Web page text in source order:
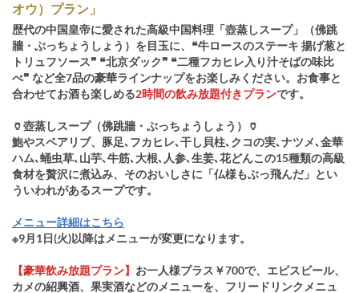
オウ）プラン」
歴代の中国皇帝に愛された高級中国料理「壺蒸しスープ」（佛跳
牆・ぶっちょうしょう）を目玉に、❝牛ロースのステーキ 揚げ葱と
トリュフソース❞ ❝北京ダック❞ ❝二種フカヒレ入り汁そばの味比
べ❞ など全7品の豪華ラインナップをお楽しみください。お食事と
合わせてお酒も楽しめる2時間の飲み放題付きプランです。
🏺壺蒸しスープ（佛跳牆・ぶっちょうしょう）🏺
鮑やスペアリブ、豚足､フカヒレ､干し貝柱､クコの実､ナツメ､金華
ハム､蛹虫草､山芋､牛筋､大根､人参､生姜､花どんこの15種類の高級
食材を贅沢に煮込み、そのおいしさに「仏様もぶっ飛んだ」とい
ういわれがあるスープです。
メニュー詳細はこちら
※9月1日(火)以降はメニューが変更になります。
【豪華飲み放題プラン】 お一人様プラス￥700で、エビスビール、
カメの紹興酒、果実酒などのメニューを、フリードリンクメニュ